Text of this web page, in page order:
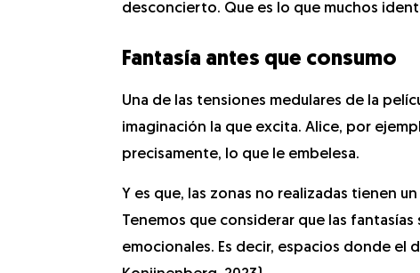
desconcierto. Que es lo que muchos
Fantasía antes que consumo
Una de las tensiones medulares de la
imaginación la que excita. Alice, por
precisamente, lo que le embelesa.
Y es que, las zonas no realizadas tienen
Tenemos que considerar que las
emocionales. Es decir, espacios donde